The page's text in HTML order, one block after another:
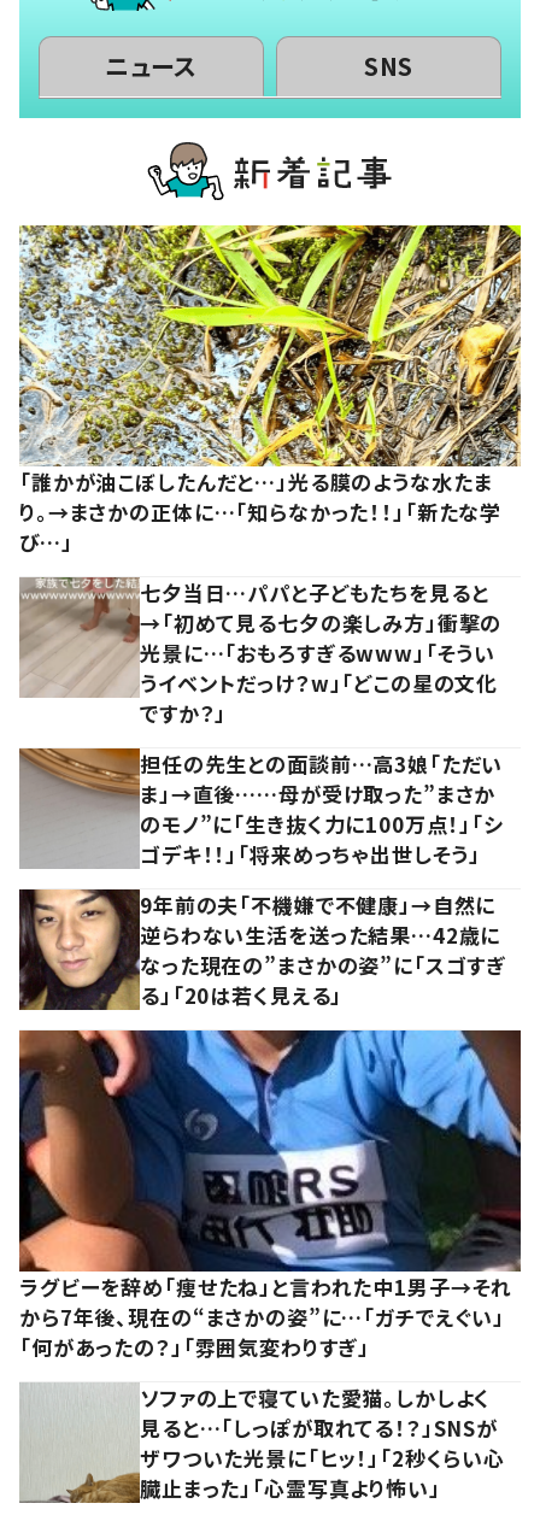
ニュース SNS
「誰かが油こぼしたんだと…」光る膜のような水たま
り。→まさかの正体に…「知らなかった！！」「新たな学
び…」
七夕当日…パパと子どもたちを見ると
→「初めて見る七夕の楽しみ方」衝撃の
光景に…「おもろすぎるwww」「そうい
うイベントだっけ？w」「どこの星の文化
ですか？」
担任の先生との面談前…高3娘「ただい
ま」→直後……母が受け取った”まさか
のモノ”に「生き抜く力に100万点！」「シ
ゴデキ！！」「将来めっちゃ出世しそう」
9年前の夫「不機嫌で不健康」→自然に
逆らわない生活を送った結果…42歳に
なった現在の”まさかの姿”に「スゴすぎ
る」「20は若く見える」
ラグビーを辞め「痩せたね」と言われた中1男子→それ
から7年後、現在の“まさかの姿”に…「ガチでえぐい」
「何があったの？」「雰囲気変わりすぎ」
ソファの上で寝ていた愛猫。しかしよく
見ると…「しっぽが取れてる！？」SNSが
ザワついた光景に「ヒッ！」「2秒くらい心
臓止まった」「心霊写真より怖い」